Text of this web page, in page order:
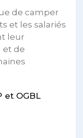
de camper
et les salariés
leur
et de
et OGBL